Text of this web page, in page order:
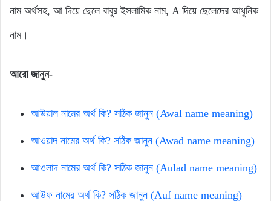
নাম অর্থসহ, আ দিয়ে ছেলে বাবুর ইসলামিক নাম, A দিয়ে ছেলেদের আধুনিক
নাম।
আরো জানুন-
আউয়াল নামের অর্থ কি? সঠিক জানুন (Awal name meaning)
আওয়াদ নামের অর্থ কি? সঠিক জানুন (Awad name meaning)
আওলাদ নামের অর্থ কি? সঠিক জানুন (Aulad name meaning)
আউফ নামের অর্থ কি? সঠিক জানুন (Auf name meaning)